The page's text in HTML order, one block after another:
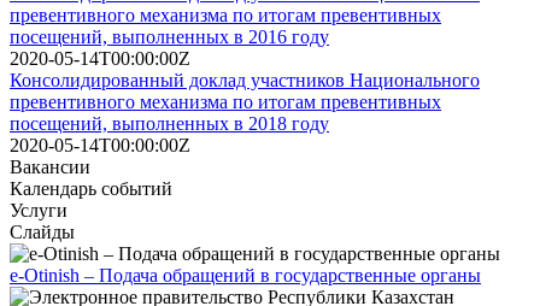
превентивного механизма по итогам превентивных
посещений, выполненных в 2016 году
2020-05-14T00:00:00Z
Консолидированный доклад участников Национального
превентивного механизма по итогам превентивных
посещений, выполненных в 2018 году
2020-05-14T00:00:00Z
Вакансии
Календарь событий
Услуги
Слайды
e-Otinish – Подача обращений в государственные органы